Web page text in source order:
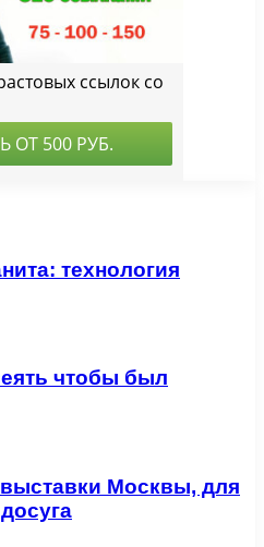
технология
чтобы был
Москвы, для